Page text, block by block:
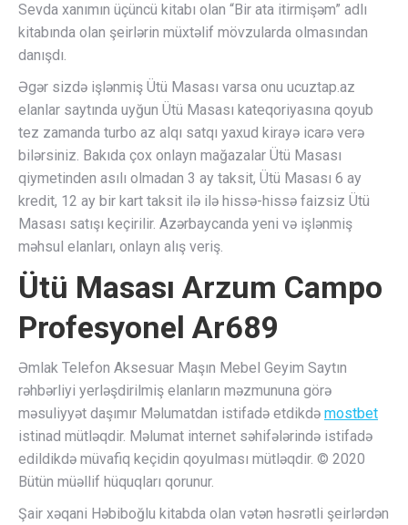
Sevda xanımın üçüncü kitabı olan “Bir ata itirmişəm” adlı
kitabında olan şeirlərin müxtəlif mövzularda olmasından
danışdı.
Əgər sizdə işlənmiş Ütü Masası varsa onu ucuztap.az
elanlar saytında uyğun Ütü Masası kateqoriyasına qoyub
tez zamanda turbo az alqı satqı yaxud kirayə icarə verə
bilərsiniz. Bakıda çox onlayn mağazalar Ütü Masası
qiymetinden asılı olmadan 3 ay taksit, Ütü Masası 6 ay
kredit, 12 ay bir kart taksit ilə ilə hissə-hissə faizsiz Ütü
Masası satışı keçirilir. Azərbaycanda yeni və işlənmiş
məhsul elanları, onlayn alış veriş.
Ütü Masası Arzum Campo
Profesyonel Ar689
Əmlak Telefon Aksesuar Maşın Mebel Geyim Saytın
rəhbərliyi yerləşdirilmiş elanların məzmununa görə
məsuliyyət daşımır Məlumatdan istifadə etdikdə mostbet
istinad mütləqdir. Məlumat internet səhifələrində istifadə
edildikdə müvafiq keçidin qoyulması mütləqdir. © 2020
Bütün müəllif hüquqları qorunur.
Şair xəqani Həbiboğlu kitabda olan vətən həsrətli şeirlərdən